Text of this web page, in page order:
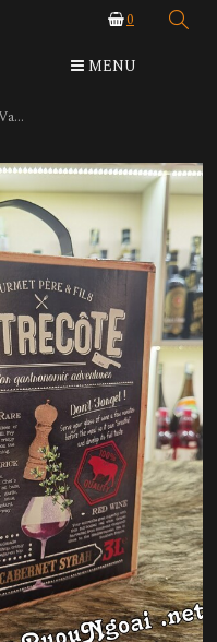
0
MENU
Rượu Vang Hộp Entrecote Pháp